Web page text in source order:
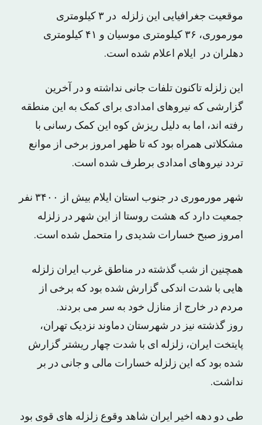
موقعیت جغرافیایی این زلزله در ۳ کیلومتری
مورموری، ۳۶ کیلومتری موسیان و ۴۱ کیلومتری
دهلران در ایلام اعلام شده است.
این زلزله تاکنون تلفات جانی نداشته و در آخرین
گزارشی که نیروهای امدادی برای کمک به این منطقه
رفته اند، اما به دلیل ریزش کوه این کمک رسانی با
مشکلاتی همراه بود که تا ظهر امروز برخی از موانع
تردد نیروهای امدادی برطرف شده است.
شهر مورموری در جنوب استان ایلام بیش از ۳۴۰۰ نفر
جمعیت دارد که هشت روستا از این شهر در زلزله
امروز صبح خسارات شدیدی را متحمل شده است.
همچنین از شب گذشته در مناطق غرب ایران زلزله
هایی با شدت اندکی گزارش شده بود که برخی از
مردم در خارج از منازل خود به سر می بردند.
روز گذشته نیز در شهرستان دماوند نزدیک تهران،
پایتخت ایران، زلزله ای با شدت چهار ریشتر گزارش
شده بود که این زلزله خسارات مالی و جانی در بر
نداشت.
طی دو دهه اخیر ایران شاهد وقوع زلزله های قوی بود